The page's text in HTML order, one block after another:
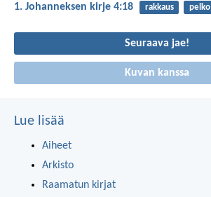
1. Johanneksen kirje 4:18 rakkaus pelko
Seuraava jae!
Kuvan kanssa
Lue lisää
Aiheet
Arkisto
Raamatun kirjat